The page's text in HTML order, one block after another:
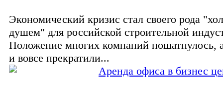
Экономический кризис стал своего рода
душем" для российской строительной
Положение многих компаний пошатнулось,
и вовсе прекратили...
Аренда офиса в бизнес